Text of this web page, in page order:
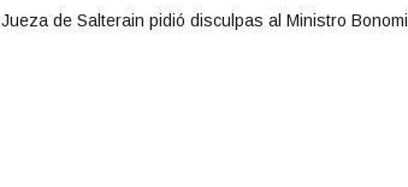
Jueza de Salterain pidió disculpas al Ministro Bonomi